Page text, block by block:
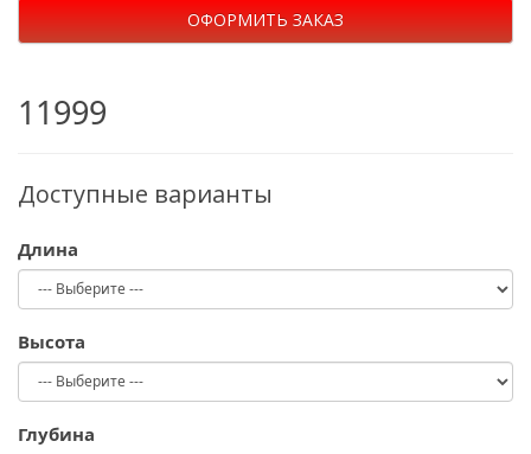
ОФОРМИТЬ ЗАКАЗ
11999
Доступные варианты
Длина
Высота
Глубина